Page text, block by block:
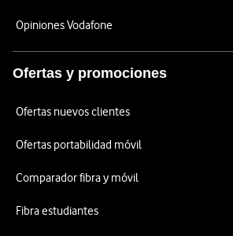
Opiniones Vodafone
Ofertas y promociones
Ofertas nuevos clientes
Ofertas portabilidad móvil
Comparador fibra y móvil
Fibra estudiantes